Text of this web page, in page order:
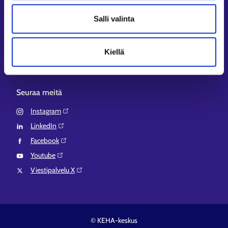
Salli valinta
Kiellä
Work in Finland⁠
Suomi.fi-valtuudet⁠
Seuraa meitä
Instagram⁠
LinkedIn⁠
Facebook⁠
Youtube⁠
Viestipalvelu X⁠
© KEHA-keskus